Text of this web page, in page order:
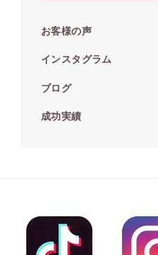
お客様の声
インスタグラム
ブログ
成功実績